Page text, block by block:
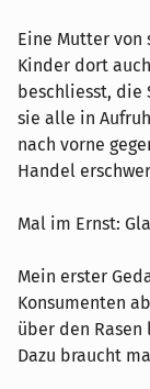
Eine Mutter von
Kinder dort
beschliesst, die
sie alle in
nach vorne
Handel
Mal im Ernst:
Mein erster
Konsumenten
über den Rasen
Dazu braucht